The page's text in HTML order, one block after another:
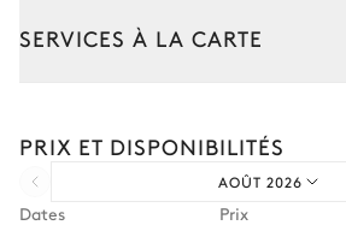
Ouverte
SERVICES À LA CARTE
Transfert à l'arrivée et au départ
Courses livrées avant l'arrivée
PRIX ET DISPONIBILITÉS
AOÛT 2026
Dates
Prix